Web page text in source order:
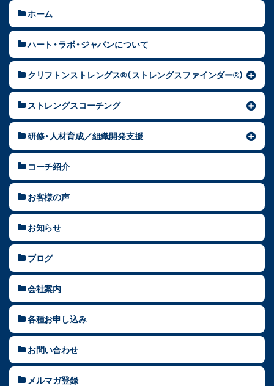
ホーム
ハート・ラボ・ジャパンについて
クリフトンストレングス®（ストレングスファインダー®）
ストレングスコーチング
研修・人材育成／組織開発支援
コーチ紹介
お客様の声
お知らせ
ブログ
会社案内
各種お申し込み
お問い合わせ
メルマガ登録